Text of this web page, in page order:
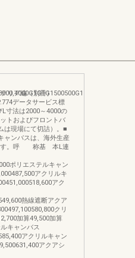
リア編（別冊）
データサービス標
寸法は2000～4000の
トおよびフロントバ
は現場にて切詰）。■
ャンバスは、海外生産
ます。呼 称基 本L連
ポリエステルキャン
アクリルキ
アク
熱線遮断アクア
クリ
加算49,500加算
キャンバス
アクリルキャン
アクアシ